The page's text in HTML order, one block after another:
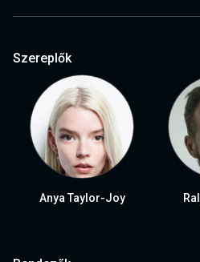
Szereplők
Anya Taylor-Joy